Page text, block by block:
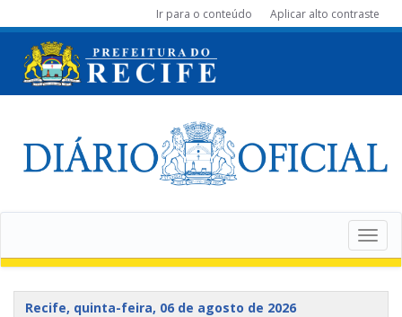
Ir para o conteúdo Aplicar alto contraste
Toggle
Recife, quinta-feira, 06 de agosto de 2026